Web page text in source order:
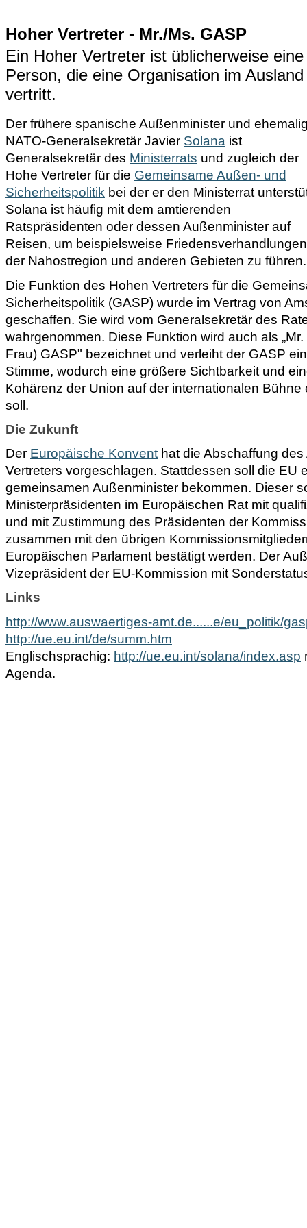
Hoher Vertreter - Mr./Ms. GASP
Ein Hoher Vertreter ist üblicherweise eine
Person, die eine Organisation im Ausland
vertritt.
Der frühere spanische Außenminister und
NATO-Generalsekretär Javier Solana ist
Generalsekretär des Ministerrats und zugleich der
Hohe Vertreter für die Gemeinsame Außen- und
Sicherheitspolitik bei der er den Ministerrat
Solana ist häufig mit dem amtierenden
Ratspräsidenten oder dessen Außenminister auf
Reisen, um beispielsweise
der Nahostregion und anderen Gebieten zu führen.
Die Funktion des Hohen Vertreters für die
Sicherheitspolitik (GASP) wurde im Vertrag von
geschaffen. Sie wird vom Generalsekretär des
wahrgenommen. Diese Funktion wird auch als
Frau) GASP" bezeichnet und verleiht der GASP
Stimme, wodurch eine größere Sichtbarkeit und
Kohärenz der Union auf der internationalen Bühne
soll.
Die Zukunft
Der Europäische Konvent hat die Abschaffung
Vertreters vorgeschlagen. Stattdessen soll die EU
gemeinsamen Außenminister bekommen. Dieser
Ministerpräsidenten im Europäischen Rat mit
und mit Zustimmung des Präsidenten der
zusammen mit den übrigen
Europäischen Parlament bestätigt werden. Der
Vizepräsident der EU-Kommission mit
Links
http://www.auswaertiges-amt.de......e/eu_politik/
http://ue.eu.int/de/summ.htm
Englischsprachig: http://ue.eu.int/solana/index.asp
Agenda.